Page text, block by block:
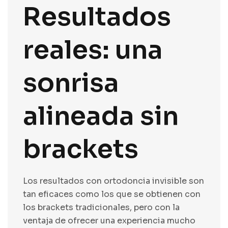
Resultados
reales: una
sonrisa
alineada sin
brackets
Los resultados con ortodoncia invisible son
tan eficaces como los que se obtienen con
los brackets tradicionales, pero con la
ventaja de ofrecer una experiencia mucho